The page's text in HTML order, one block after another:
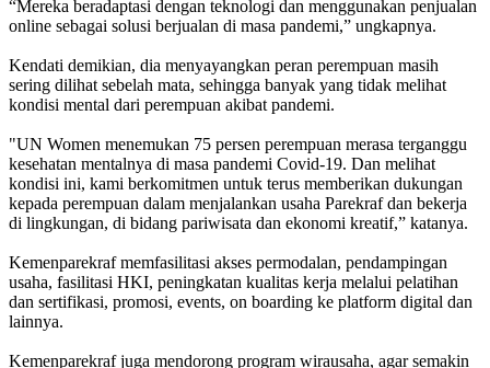
“Mereka beradaptasi dengan teknologi dan menggunakan penjualan
online sebagai solusi berjualan di masa pandemi,” ungkapnya.
Kendati demikian, dia menyayangkan peran perempuan masih
sering dilihat sebelah mata, sehingga banyak yang tidak melihat
kondisi mental dari perempuan akibat pandemi.
"UN Women menemukan 75 persen perempuan merasa terganggu
kesehatan mentalnya di masa pandemi Covid-19. Dan melihat
kondisi ini, kami berkomitmen untuk terus memberikan dukungan
kepada perempuan dalam menjalankan usaha Parekraf dan bekerja
di lingkungan, di bidang pariwisata dan ekonomi kreatif,” katanya.
Kemenparekraf memfasilitasi akses permodalan, pendampingan
usaha, fasilitasi HKI, peningkatan kualitas kerja melalui pelatihan
dan sertifikasi, promosi, events, on boarding ke platform digital dan
lainnya.
Kemenparekraf juga mendorong program wirausaha, agar semakin